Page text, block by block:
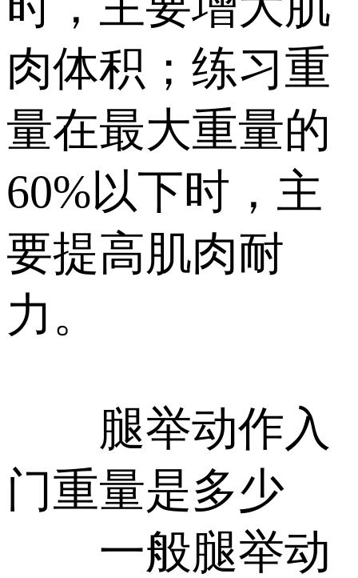
肉体积；练习重
量在最大重量的
60%以下时，主
要提高肌肉耐
力。
腿举动作入
门重量是多少
一般腿举动